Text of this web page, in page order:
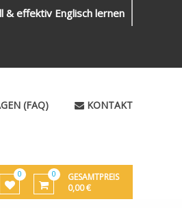
& effektiv Englisch lernen
(FAQ) KONTAKT
0 0
GESAMTPREIS
0,00€